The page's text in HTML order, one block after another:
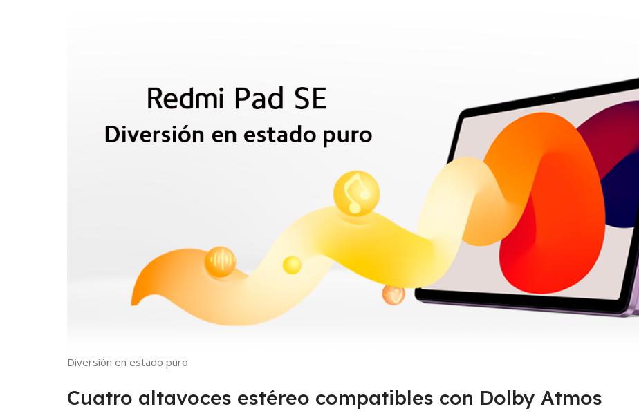
Diversión en estado puro
Cuatro altavoces estéreo compatibles con Dolby Atmos